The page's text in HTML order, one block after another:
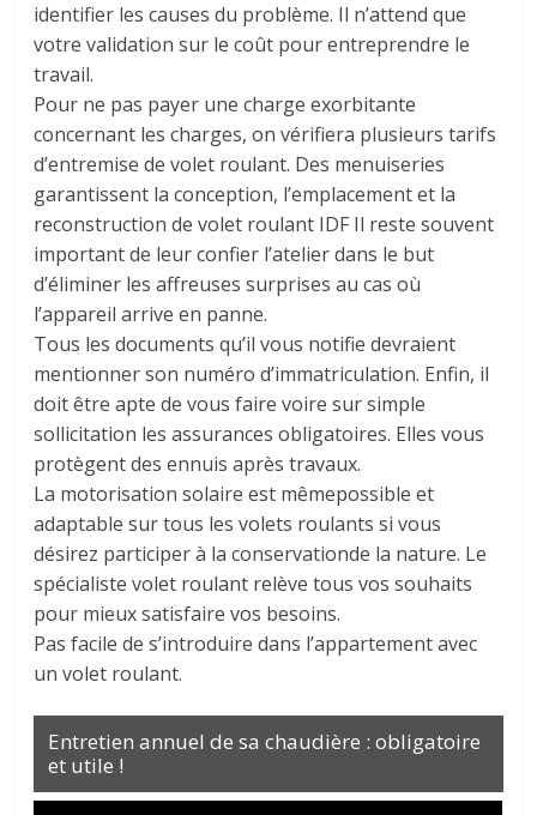
identifier les causes du problème. Il n’attend que
votre validation sur le coût pour entreprendre le
travail.
Pour ne pas payer une charge exorbitante
concernant les charges, on vérifiera plusieurs tarifs
d’entremise de volet roulant. Des menuiseries
garantissent la conception, l’emplacement et la
reconstruction de volet roulant IDF Il reste souvent
important de leur confier l’atelier dans le but
d’éliminer les affreuses surprises au cas où
l’appareil arrive en panne.
Tous les documents qu’il vous notifie devraient
mentionner son numéro d’immatriculation. Enfin, il
doit être apte de vous faire voire sur simple
sollicitation les assurances obligatoires. Elles vous
protègent des ennuis après travaux.
La motorisation solaire est mêmepossible et
adaptable sur tous les volets roulants si vous
désirez participer à la conservationde la nature. Le
spécialiste volet roulant relève tous vos souhaits
pour mieux satisfaire vos besoins.
Pas facile de s’introduire dans l’appartement avec
un volet roulant.
Entretien annuel de sa chaudière : obligatoire
et utile !